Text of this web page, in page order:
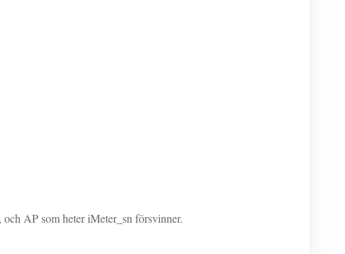
, och AP som heter iMeter_sn försvinner.